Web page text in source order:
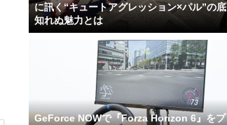
に訊く“キュートアグレッション×パル”の底
知れぬ魅力とは
GeForce NOWで『Forza Horizon 6』をプ